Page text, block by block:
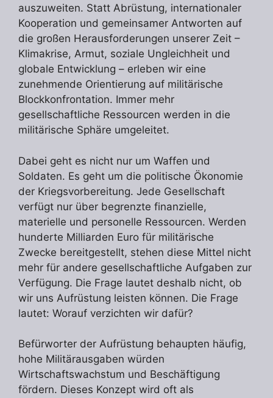
auszuweiten. Statt Abrüstung, internationaler
Kooperation und gemeinsamer Antworten auf
die großen Herausforderungen unserer Zeit –
Klimakrise, Armut, soziale Ungleichheit und
globale Entwicklung – erleben wir eine
zunehmende Orientierung auf militärische
Blockkonfrontation. Immer mehr
gesellschaftliche Ressourcen werden in die
militärische Sphäre umgeleitet.
Dabei geht es nicht nur um Waffen und
Soldaten. Es geht um die politische Ökonomie
der Kriegsvorbereitung. Jede Gesellschaft
verfügt nur über begrenzte finanzielle,
materielle und personelle Ressourcen. Werden
hunderte Milliarden Euro für militärische
Zwecke bereitgestellt, stehen diese Mittel nicht
mehr für andere gesellschaftliche Aufgaben zur
Verfügung. Die Frage lautet deshalb nicht, ob
wir uns Aufrüstung leisten können. Die Frage
lautet: Worauf verzichten wir dafür?
Befürworter der Aufrüstung behaupten häufig,
hohe Militärausgaben würden
Wirtschaftswachstum und Beschäftigung
fördern. Dieses Konzept wird oft als